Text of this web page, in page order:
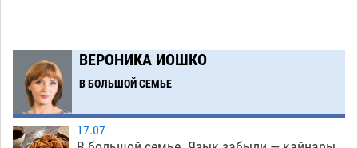
17:09
Астраханский котлован с мусором угрожает
плодородию Харабалинского района
ВЕРОНИКА ИОШКО
В БОЛЬШОЙ СЕМЬЕ
17.07